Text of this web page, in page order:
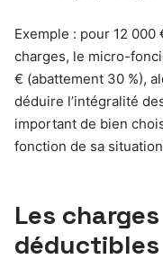
Exemple : pour 12
charges, le micro-
€ (abattement 30 %),
déduire l’intégralité
important de bien
fonction de sa
Les